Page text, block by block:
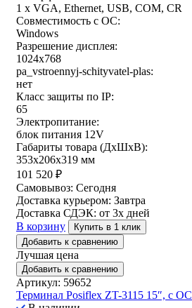
1 x VGA, Ethernet, USB, COM, CR
Совместимость с ОС:
Windows
Разрешение дисплея:
1024x768
pa_vstroennyj-schityvatel-plas:
нет
Класс защиты по IP:
65
Электропитание:
блок питания 12V
Габариты товара (ДxШxВ):
353x206x319 мм
101 520 ₽
Самовывоз: Сегодня
Доставка курьером: Завтра
Доставка СДЭК: от 3х дней
В корзину
Купить в 1 клик
Добавить к сравнению
Лучшая цена
Добавить к сравнению
Артикул: 59652
Терминал Posiflex ZT-3115 15″, с ОС